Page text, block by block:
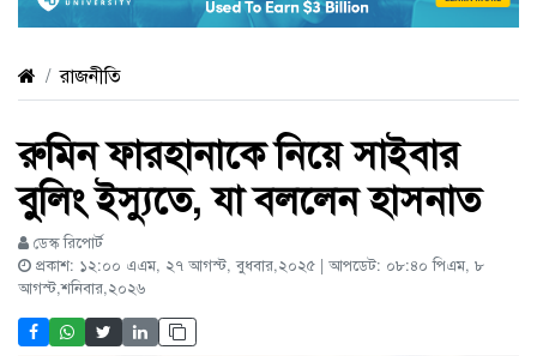
রাজনীতি
রুমিন ফারহানাকে নিয়ে সাইবার
বুলিং ইস্যুতে, যা বললেন হাসনাত
ডেস্ক রিপোর্ট
প্রকাশ: ১২:০০ এএম, ২৭ আগস্ট, বুধবার,২০২৫ | আপডেট: ০৮:৪০ পিএম, ৮
আগস্ট,শনিবার,২০২৬